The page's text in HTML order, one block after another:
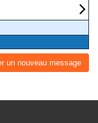
un nouveau message